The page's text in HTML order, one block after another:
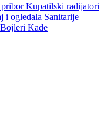
priborKupatilski radijatori
i ogledala Sanitarije
Bojleri Kade